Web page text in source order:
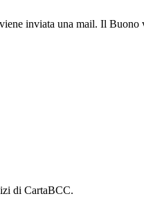
inviata una mail. Il
di CartaBCC.